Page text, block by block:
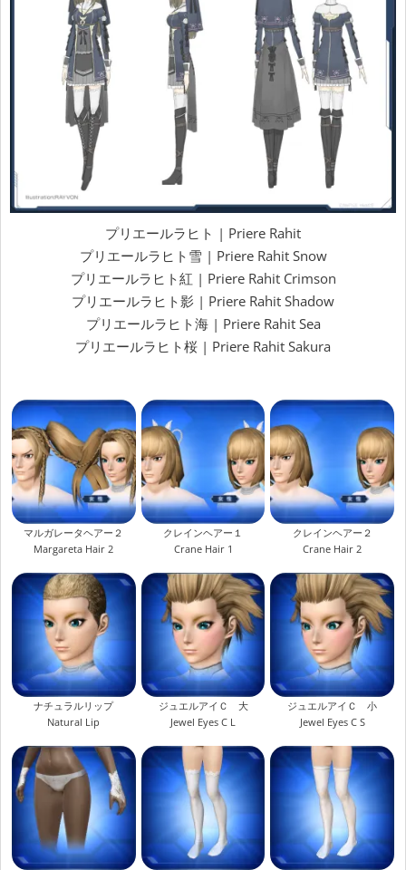
プリエールラヒト | Priere Rahit
プリエールラヒト雪 | Priere Rahit Snow
プリエールラヒト紅 | Priere Rahit Crimson
プリエールラヒト影 | Priere Rahit Shadow
プリエールラヒト海 | Priere Rahit Sea
プリエールラヒト桜 | Priere Rahit Sakura
マルガレータヘアー２
Margareta Hair 2
クレインヘアー１
Crane Hair 1
クレインヘアー２
Crane Hair 2
ナチュラルリップ
Natural Lip
ジュエルアイＣ 大
Jewel Eyes C L
ジュエルアイＣ 小
Jewel Eyes C S